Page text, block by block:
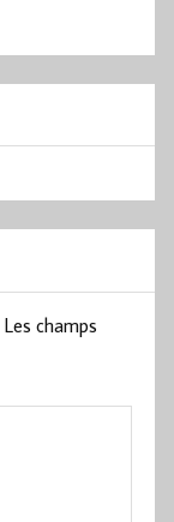
Les champs